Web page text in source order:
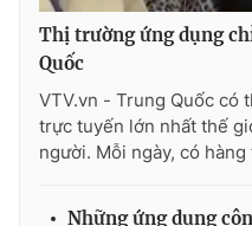
THỜI BÁO VTV
Thị trường ứng dụng
Quốc
VTV.vn - Trung Quốc có
trực tuyến lớn nhất thế
người. Mỗi ngày, có
Những ứng dụng